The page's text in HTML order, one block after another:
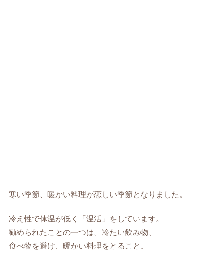
寒い季節、暖かい料理が恋しい季節となりました。
冷え性で体温が低く「温活」をしています。
勧められたことの一つは、冷たい飲み物、
食べ物を避け、暖かい料理をとること。